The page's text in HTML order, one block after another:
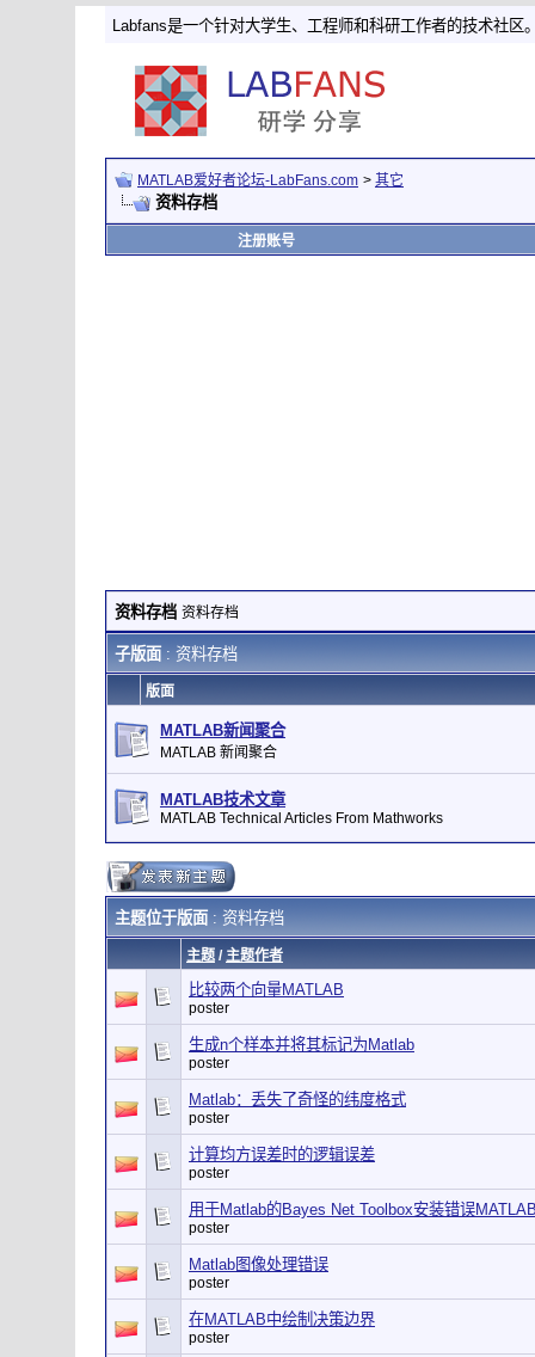
Labfans是一个针对大学生、工程师和科研工作者的技术社区
MATLAB爱好者论坛-LabFans.com > 其它
资料存档
注册账号
资料存档 资料存档
子版面: 资料存档
版面
MATLAB新闻聚合
MATLAB 新闻聚合
MATLAB技术文章
MATLAB Technical Articles From Mathworks
主题位于版面: 资料存档
主题/ 主题作者
比较两个向量MATLAB
poster
生成n个样本并将其标记为Matlab
poster
Matlab：丢失了奇怪的纬度格式
poster
计算均方误差时的逻辑误差
poster
用于Matlab的Bayes Net Toolbox安装错误
poster
Matlab图像处理错误
poster
在MATLAB中绘制决策边界
poster